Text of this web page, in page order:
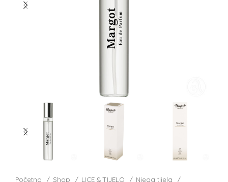
Početna Shop LICE & TIJELO
Njega tijela